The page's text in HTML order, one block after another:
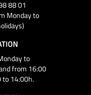
88 01
Monday to
to
from 16:00
to 14:00h.